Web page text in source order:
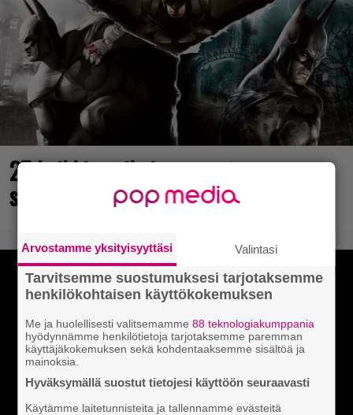
25 kaikkien aikojen parasta
supersankaripeliä listattu
Arvostamme yksityisyyttäsi Valintasi
Tarvitsemme suostumuksesi tarjotaksemme
henkilökohtaisen käyttökokemuksen
Me ja huolellisesti valitsemamme88 teknologiakumppania
hyödynnämme henkilötietoja tarjotaksemme paremman
käyttäjäkokemuksen sekä kohdentaaksemme sisältöä ja
mainoksia.
Hyväksymällä suostut tietojesi käyttöön seuraavasti
Käytämme laitetunnisteita ja tallennamme evästeitä